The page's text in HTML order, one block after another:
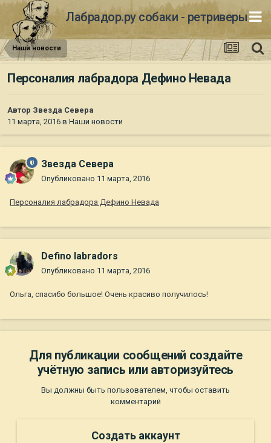
Лабрадор.ру собаки - ретриверы
Наши новости
Персоналия лабрадора Дефино Невада
Автор Звезда Севера
11 марта, 2016 в Наши новости
Звезда Севера
Опубликовано 11 марта, 2016
Персоналия лабрадора Дефино Невада
Defino labradors
Опубликовано 11 марта, 2016
Ольга, спасибо большое! Очень красиво получилось!
Для публикации сообщений создайте
учётную запись или авторизуйтесь
Вы должны быть пользователем, чтобы оставить
комментарий
Создать аккаунт